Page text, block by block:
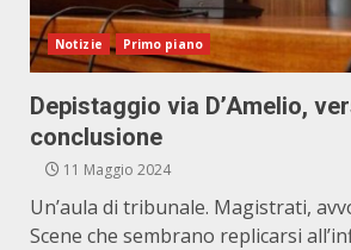
Notizie Primo piano
Depistaggio via D’Amelio,
conclusione
11 Maggio 2024
Un’aula di tribunale. Magistrati,
Scene che sembrano replicarsi